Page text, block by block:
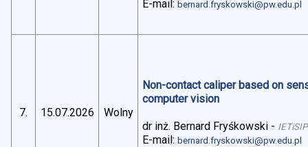
E-mail:bernard.fryskowski@pw.edu.pl
7. 15.07.2026 Wolny
Non-contact caliper based on
computer vision
dr inż. Bernard Fryśkowski - IETiSIP
E-mail:bernard.fryskowski@pw.edu.pl